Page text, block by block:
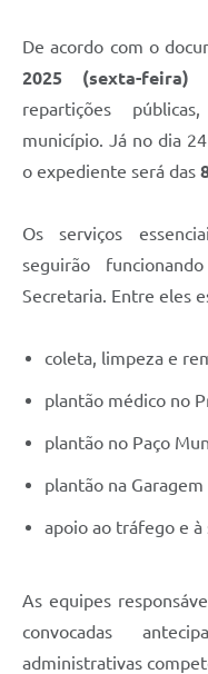
De acordo com o
2025 (sexta-
repartições
município. Já no dia
o expediente será das
Os serviços
seguirão
Secretaria. Entre eles
coleta, limpeza e
plantão médico no
plantão no Paço
plantão na
apoio ao tráfego e à
As equipes
convocadas
administrativas